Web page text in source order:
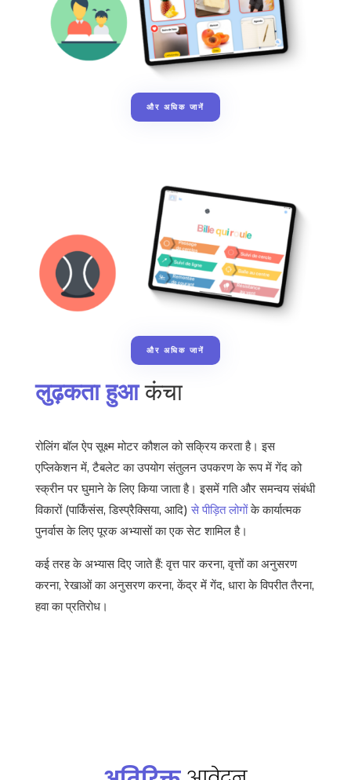
और अधिक जानें
और अधिक जानें
लुढ़कता हुआकंचा
रोलिंग बॉल ऐप सूक्ष्म मोटर कौशल को सक्रिय करता है। इस
एप्लिकेशन में, टैबलेट का उपयोग संतुलन उपकरण के रूप में गेंद को
स्क्रीन पर घुमाने के लिए किया जाता है। इसमें गति और समन्वय संबंधी
विकारों (पार्किंसंस, डिस्प्रैक्सिया, आदि) से पीड़ित लोगोंके कार्यात्मक
पुनर्वास के लिए पूरक अभ्यासों का एक सेट शामिल है।
कई तरह के अभ्यास दिए जाते हैं: वृत्त पार करना, वृत्तों का अनुसरण
करना, रेखाओं का अनुसरण करना, केंद्र में गेंद, धारा के विपरीत तैरना,
हवा का प्रतिरोध।